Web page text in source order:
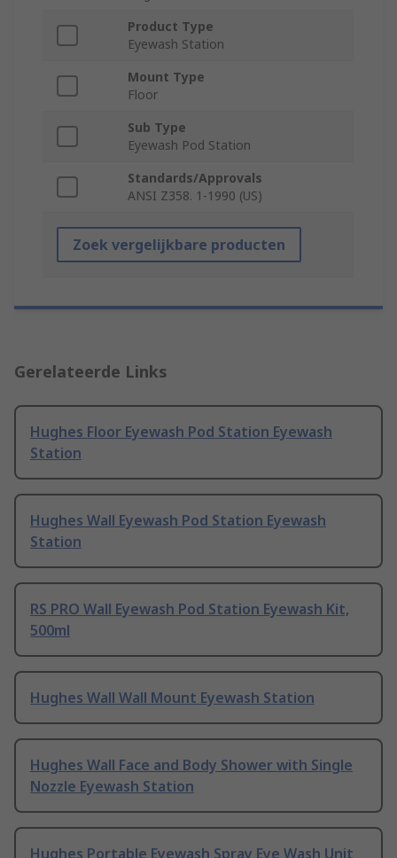
Product Type
Eyewash Station
Mount Type
Floor
Sub Type
Eyewash Pod Station
Standards/Approvals
ANSI Z358. 1-1990 (US)
Zoek vergelijkbare producten
Gerelateerde Links
Hughes Floor Eyewash Pod Station Eyewash
Station
Hughes Wall Eyewash Pod Station Eyewash
Station
RS PRO Wall Eyewash Pod Station Eyewash Kit,
500ml
Hughes Wall Wall Mount Eyewash Station
Hughes Wall Face and Body Shower with Single
Nozzle Eyewash Station
Hughes Portable Eyewash Spray Eye Wash Unit